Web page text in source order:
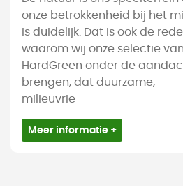
onze betrokkenheid bij het
is duidelijk. Dat is ook de
waarom wij onze selectie van
HardGreen onder de
brengen, dat duurzame,
milieuvrie
Meer informatie +